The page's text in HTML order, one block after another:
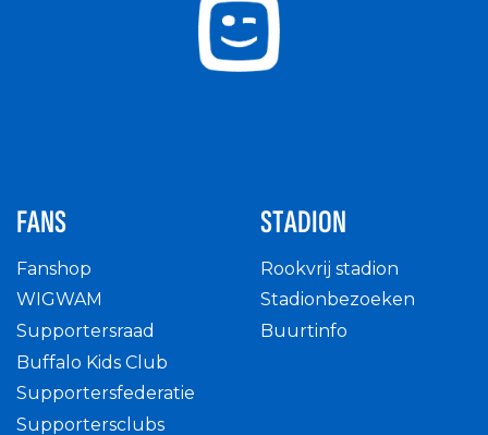
FANS
Fanshop
WIGWAM
Supportersraad
Buffalo Kids Club
Supportersfederatie
Supportersclubs
STADION
Rookvrij stadion
Stadionbezoeken
Buurtinfo